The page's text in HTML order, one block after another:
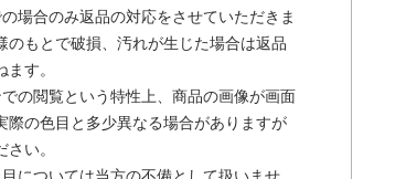
場合のみ返品の対応をさせていただきま
のもとで破損、汚れが生じた場合は返品
ます。
の閲覧という特性上、商品の画像が画面
際の色目と多少異なる場合がありますが
さい。